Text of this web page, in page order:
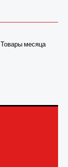
Товары месяца